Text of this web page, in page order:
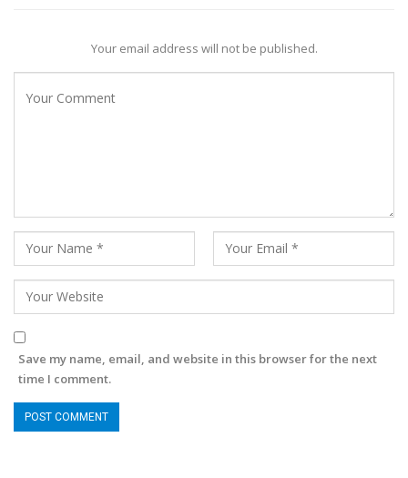
Your email address will not be published.
Save my name, email, and website in this browser for the next
time I comment.